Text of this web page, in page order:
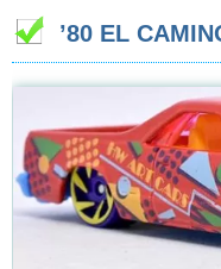
’80 EL